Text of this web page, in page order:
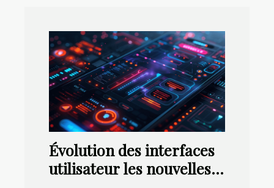
Évolution des interfaces
utilisateur les nouvelles